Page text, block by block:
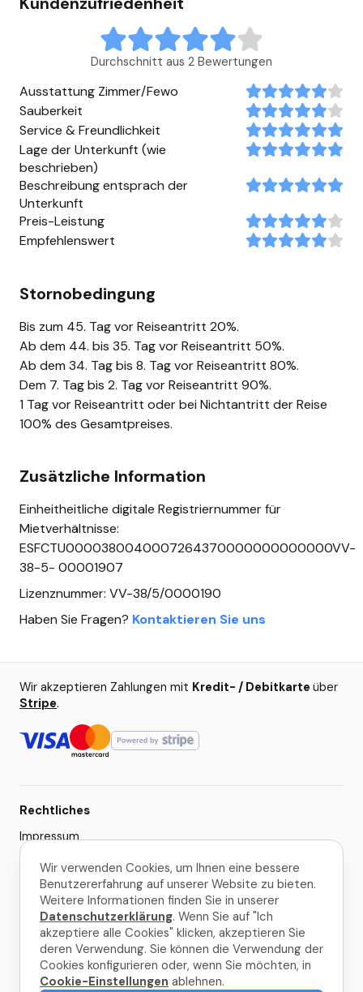
Durchschnitt aus 2 Bewertungen
Ausstattung Zimmer/Fewo
Sauberkeit
Service & Freundlichkeit
Lage der Unterkunft (wie
beschrieben)
Beschreibung entsprach der
Unterkunft
Preis-Leistung
Empfehlenswert
Stornobedingung
Bis zum 45. Tag vor Reiseantritt 20%.
Ab dem 44. bis 35. Tag vor Reiseantritt 50%.
Ab dem 34. Tag bis 8. Tag vor Reiseantritt 80%.
Dem 7. Tag bis 2. Tag vor Reiseantritt 90%.
1 Tag vor Reiseantritt oder bei Nichtantritt der Reise
100% des Gesamtpreises.
Zusätzliche Information
Einheitheitliche digitale Registriernummer für
Mietverhältnisse:
ESFCTU0000380040007264370000000000000VV-
38-5- 00001907
Lizenznummer: VV-38/5/0000190
Haben Sie Fragen? Kontaktieren Sie uns
Wir akzeptieren Zahlungen mit Kredit- / Debitkarte über
Stripe.
Rechtliches
Impressum
AGB
Datenschutzerklärung
Cookie-Einstellungen
© 2026 La Palma Travel
Gemacht mit
in La Palma
Wir verwenden Cookies, um Ihnen eine bessere
Benutzererfahrung auf unserer Website zu bieten.
Weitere Informationen finden Sie in unserer
Datenschutzerklärung. Wenn Sie auf "Ich
akzeptiere alle Cookies" klicken, akzeptieren Sie
deren Verwendung. Sie können die Verwendung der
Cookies konfigurieren oder, wenn Sie möchten, in
Cookie-Einstellungen ablehnen.